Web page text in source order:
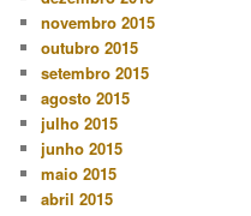
novembro 2015
outubro 2015
setembro 2015
agosto 2015
julho 2015
junho 2015
maio 2015
abril 2015